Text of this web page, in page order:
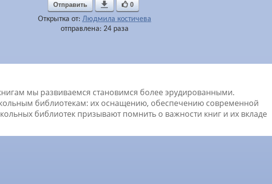
Отправить  0
Открытка от: Людмила костичева
отправлена: 24 раза
мы развиваемся становимся более эрудированными.
библиотекам: их оснащению, обеспечению современной
библиотек призывают помнить о важности книг и их вкладе